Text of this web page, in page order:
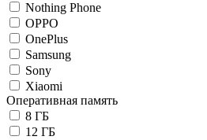
Nothing Phone
OPPO
OnePlus
Samsung
Sony
Xiaomi
Оперативная память
8 ГБ
12 ГБ